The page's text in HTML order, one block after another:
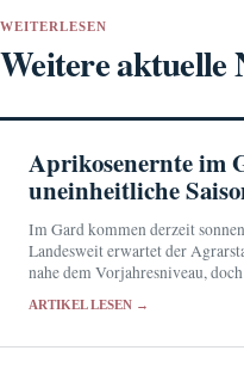
WEITERLESEN
Weitere aktuelle
Aprikosenernte im
uneinheitliche
Im Gard kommen derzeit
Landesweit erwartet der
nahe dem Vorjahresniveau,
ARTIKEL LESEN →